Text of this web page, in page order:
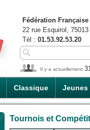
Classique Jeunes
Fédération
22 rue Esquirol,
Tél : 01.53.92.53.20
Il y a actuellement
Tournois et